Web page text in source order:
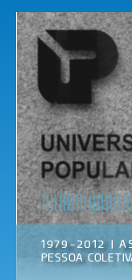
Popular do
Porto
Associação
Cultural